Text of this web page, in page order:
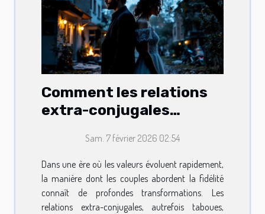
Comment les relations
extra-conjugales
mariages modernes ?
Sam. 7 février 2026 02:54
Dans une ère où les valeurs évoluent rapidement,
la manière dont les couples abordent la fidélité
connaît de profondes transformations. Les
relations extra-conjugales, autrefois taboues,